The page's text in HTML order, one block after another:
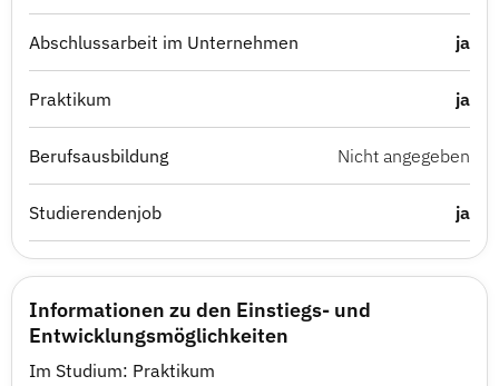
Abschlussarbeit im Unternehmen ja
Praktikum ja
Berufsausbildung Nicht angegeben
Studierendenjob ja
Informationen zu den Einstiegs- und
Entwicklungsmöglichkeiten
Im Studium: Praktikum